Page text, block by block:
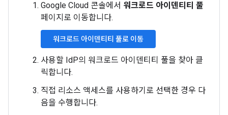
Google Cloud 콘솔에서 워크로드 아이덴티티 풀
페이지로 이동합니다.
워크로드 아이덴티티 풀로 이동
사용할 IdP의 워크로드 아이덴티티 풀을 찾아 클
릭합니다.
직접 리소스 액세스를 사용하기로 선택한 경우 다
음을 수행합니다.